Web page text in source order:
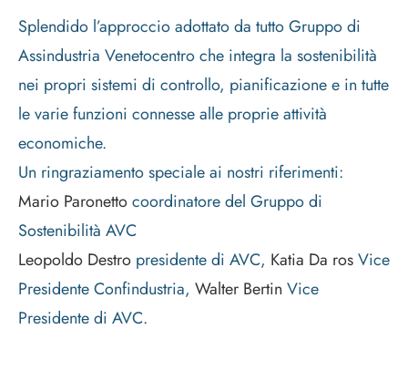
Splendido l’approccio adottato da tutto Gruppo di
Assindustria Venetocentro che integra la sostenibilità
nei propri sistemi di controllo, pianificazione e in tutte
le varie funzioni connesse alle proprie attività
economiche.
Un ringraziamento speciale ai nostri riferimenti:
Mario Paronettocoordinatore del Gruppo di
Sostenibilità AVC
Leopoldo Destro presidente di AVC, Katia Da rosVice
Presidente Confindustria, Walter Bertin Vice
Presidente di AVC.